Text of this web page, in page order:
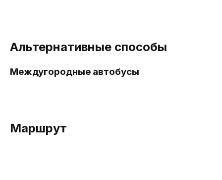
Альтернативные способы
Междугородные автобусы
Маршрут